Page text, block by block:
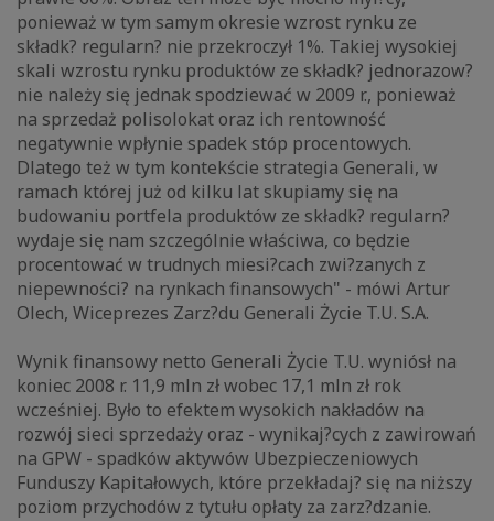
ponieważ w tym samym okresie wzrost rynku ze
składk? regularn? nie przekroczył 1%. Takiej wysokiej
skali wzrostu rynku produktów ze składk? jednorazow?
nie należy się jednak spodziewać w 2009 r., ponieważ
na sprzedaż polisolokat oraz ich rentowność
negatywnie wpłynie spadek stóp procentowych.
Dlatego też w tym kontekście strategia Generali, w
ramach której już od kilku lat skupiamy się na
budowaniu portfela produktów ze składk? regularn?
wydaje się nam szczególnie właściwa, co będzie
procentować w trudnych miesi?cach zwi?zanych z
niepewności? na rynkach finansowych" - mówi Artur
Olech, Wiceprezes Zarz?du Generali Życie T.U. S.A.
Wynik finansowy netto Generali Życie T.U. wyniósł na
koniec 2008 r. 11,9 mln zł wobec 17,1 mln zł rok
wcześniej. Było to efektem wysokich nakładów na
rozwój sieci sprzedaży oraz - wynikaj?cych z zawirowań
na GPW - spadków aktywów Ubezpieczeniowych
Funduszy Kapitałowych, które przekładaj? się na niższy
poziom przychodów z tytułu opłaty za zarz?dzanie.